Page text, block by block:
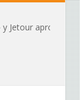
Autos y fútbol: Vozinha llegó a Colo-Colo y Jetour aprovechó los flashes